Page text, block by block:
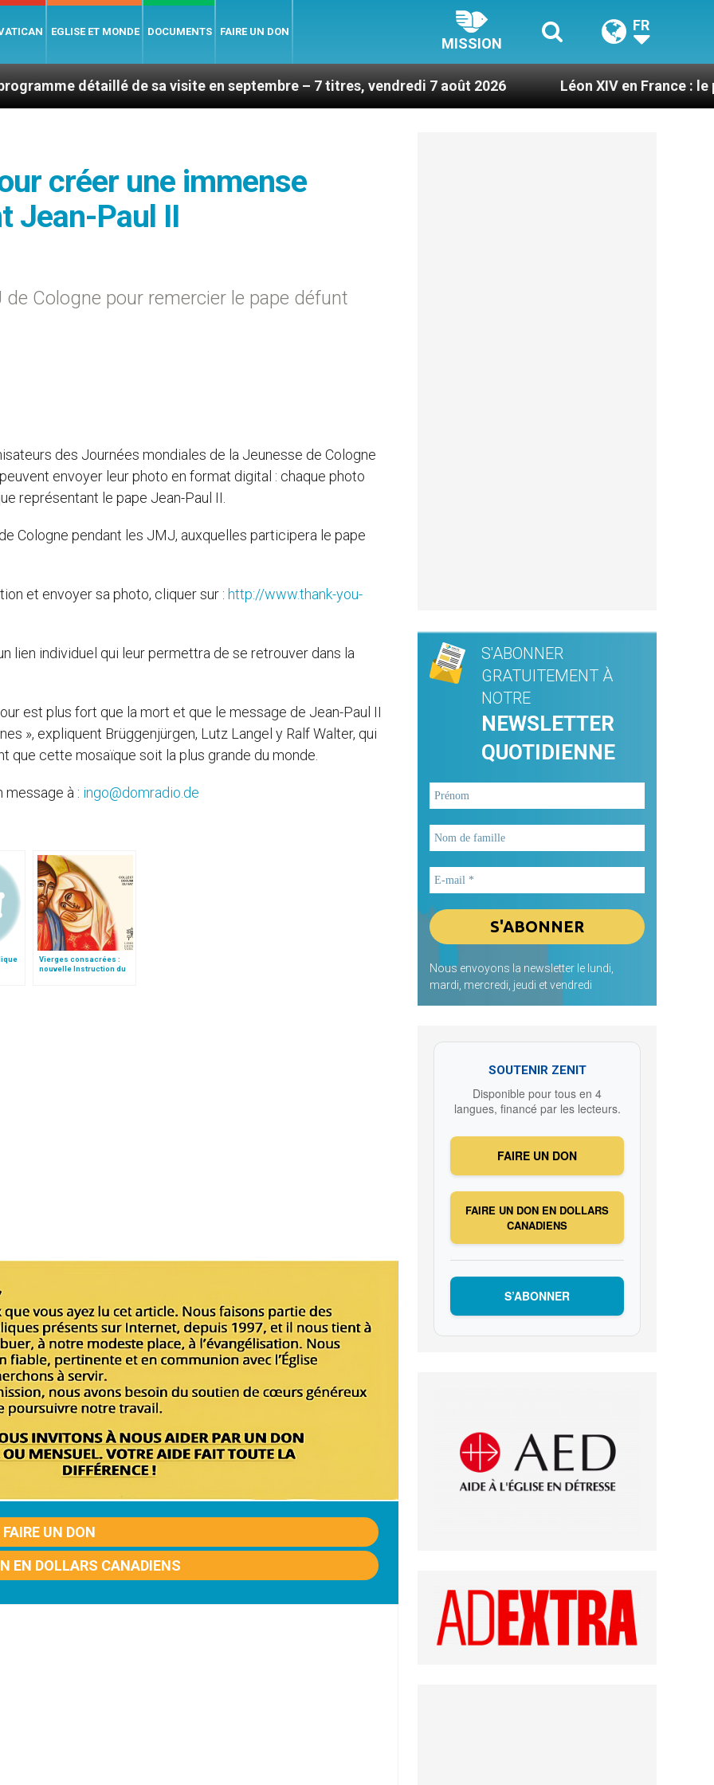
EGLISE ET MONDE DOCUMENTS FAIRE UN DON
MISSION
FR
de sa visite en septembre – 7 titres, vendredi 7 août 2026 Léon XIV en France : le programme
créer une immense
Jean-Paul II
Cologne pour remercier le pape défunt
des Journées mondiales de la Jeunesse de Cologne
envoyer leur photo en format digital : chaque photo
représentant le pape Jean-Paul II.
Cologne pendant les JMJ, auxquelles participera le pape
et envoyer sa photo, cliquer sur : http://www.thank-you-
lien individuel qui leur permettra de se retrouver dans la
est plus fort que la mort et que le message de Jean-Paul II
», expliquent Brüggenjürgen, Lutz Langel y Ralf Walter, qui
que cette mosaïque soit la plus grande du monde.
message à : ingo@domradio.de
Vierges consacrées :
nouvelle Instruction du
FAIRE UN DON
EN DOLLARS CANADIENS
S'ABONNER
GRATUITEMENT À
NOTRE
NEWSLETTER
QUOTIDIENNE
Nous envoyons la newsletter le lundi,
mardi, mercredi, jeudi et vendredi
SOUTENIR ZENIT
Disponible pour tous en 4
langues, financé par les lecteurs.
FAIRE UN DON
FAIRE UN DON EN DOLLARS
CANADIENS
S’ABONNER